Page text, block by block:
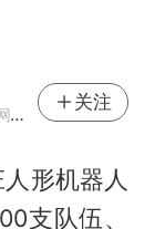
关注
形机器人
支队伍、